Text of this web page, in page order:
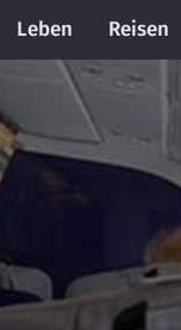
Leben Reisen